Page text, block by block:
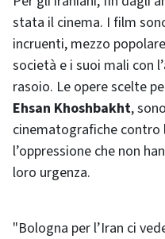
stata il cinema. I film
incruenti, mezzo
società e i suoi mali con
rasoio. Le opere scelte
Ehsan Khoshbakht,
cinematografiche contro
l’oppressione che non
loro urgenza.
"Bologna per l’Iran ci